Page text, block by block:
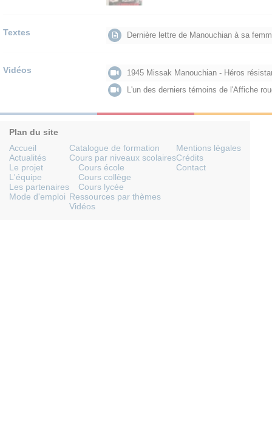
Textes Dernière lettre de Manouchian à sa
Vidéos
1945 Missak Manouchian - Héros
L'un des derniers témoins de l'Affiche
Plan du site
Accueil
Actualités
Le projet
L'équipe
Les partenaires
Mode d'emploi
Catalogue de formation
Cours par niveaux scolaires
Cours école
Cours collège
Cours lycée
Ressources par thèmes
Vidéos
Mentions légales
Crédits
Contact